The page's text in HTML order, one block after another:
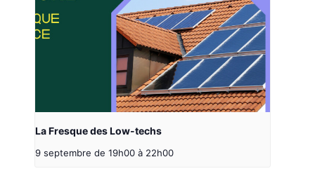
La Fresque des Low-techs
9 septembre de 19h00 à 22h00